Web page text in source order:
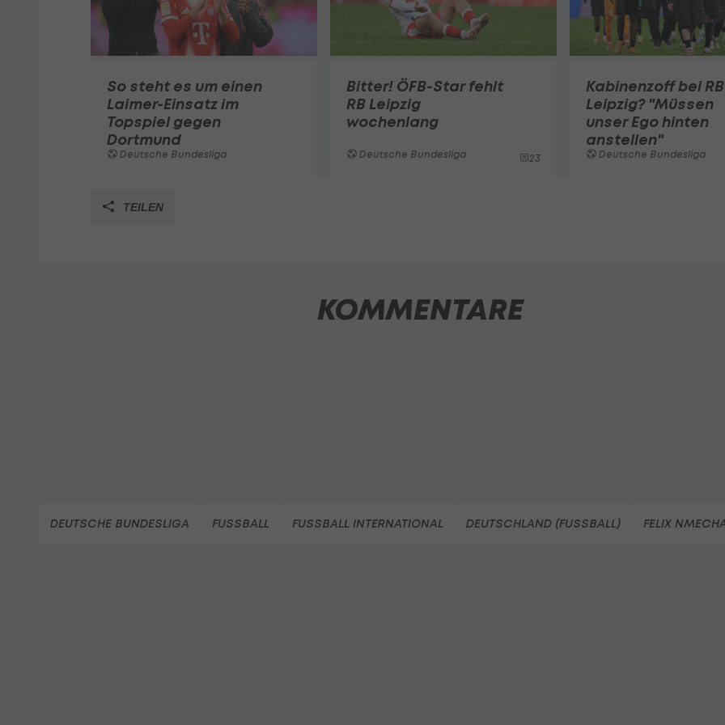
So steht es um einen
Laimer-Einsatz im
Topspiel gegen
Dortmund
Deutsche Bundesliga
Bitter! ÖFB-Star fehlt
RB Leipzig
wochenlang
Deutsche Bundesliga 23
Kabinenzoff bei RB
Leipzig? "Müssen
unser Ego hinten
anstellen"
Deutsche Bundesliga
TEILEN
KOMMENTARE
DEUTSCHE BUNDESLIGA FUSSBALL FUSSBALL INTERNATIONAL DEUTSCHLAND (FUSSBALL) FELIX